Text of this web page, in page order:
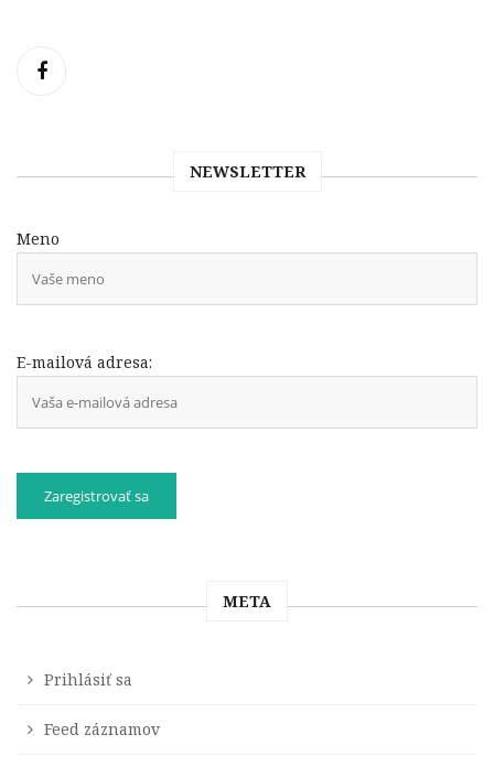
NEWSLETTER
Meno
E-mailová adresa:
META
Prihlásiť sa
Feed záznamov